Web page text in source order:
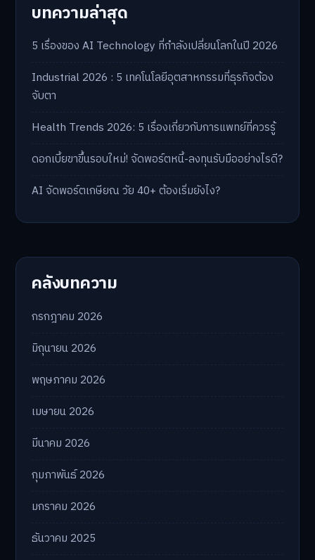
บทความล่าสุด
5 เรื่องของ AI Technology ที่กำลังเปลี่ยนโลกในปี 2026
Industrial 2026 : 5 เทคโนโลยีอุตสาหกรรมที่ธุรกิจต้อง
จับตา
Health Trends 2026: 5 เรื่องเกี่ยวกับการแพทย์ที่ควรรู้
ดอกเบี้ยขาขึ้นรอบใหม่! จัดพอร์ตหนี้-ลงทุนรับมืออย่างไรดี?
AI จัดพอร์ตเกษียณ วัย 40+ ต้องเริ่มยังไง?
คลังบทความ
กรกฎาคม 2026
มิถุนายน 2026
พฤษภาคม 2026
เมษายน 2026
มีนาคม 2026
กุมภาพันธ์ 2026
มกราคม 2026
ธันวาคม 2025